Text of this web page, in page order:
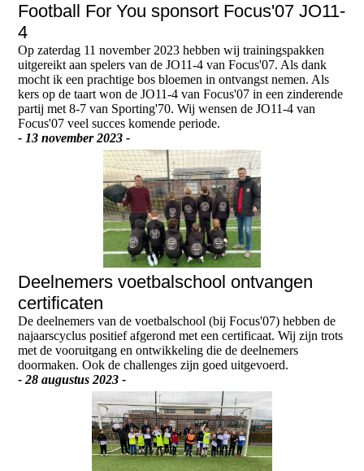
Football For You sponsort Focus'07 JO11-
4
Op zaterdag 11 november 2023 hebben wij trainingspakken
uitgereikt aan spelers van de JO11-4 van Focus'07. Als dank
mocht ik een prachtige bos bloemen in ontvangst nemen. Als
kers op de taart won de JO11-4 van Focus'07 in een zinderende
partij met 8-7 van Sporting'70. Wij wensen de JO11-4 van
Focus'07 veel succes komende periode.
- 13 november 2023 -
Deelnemers voetbalschool ontvangen
certificaten
De deelnemers van de voetbalschool (bij Focus'07) hebben de
najaarscyclus positief afgerond met een certificaat. Wij zijn trots
met de vooruitgang en ontwikkeling die de deelnemers
doormaken. Ook de challenges zijn goed uitgevoerd.
- 28 augustus 2023 -